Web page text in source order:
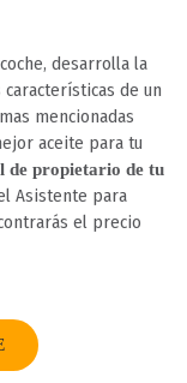
desarrolla la
de un
mencionadas
aceite para tu
de propietario de tu
Asistente para
el precio